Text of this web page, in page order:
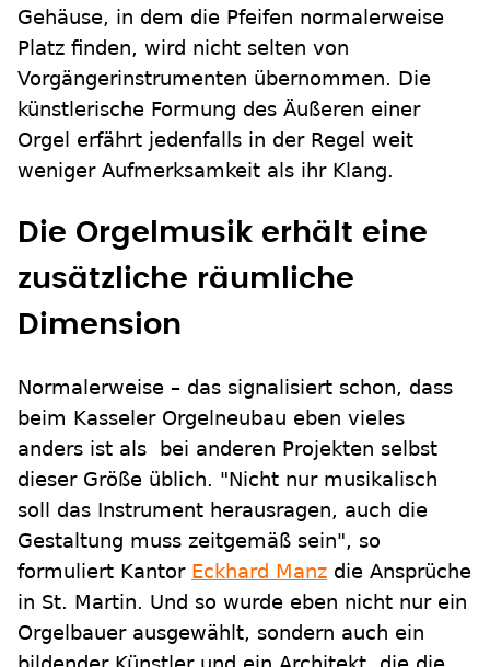
Gehäuse, in dem die Pfeifen normalerweise
Platz finden, wird nicht selten von
Vorgängerinstrumenten übernommen. Die
künstlerische Formung des Äußeren einer
Orgel erfährt jedenfalls in der Regel weit
weniger Aufmerksamkeit als ihr Klang.
Die Orgelmusik erhält eine
zusätzliche räumliche
Dimension
Normalerweise – das signalisiert schon, dass
beim Kasseler Orgelneubau eben vieles
anders ist als bei anderen Projekten selbst
dieser Größe üblich. "Nicht nur musikalisch
soll das Instrument herausragen, auch die
Gestaltung muss zeitgemäß sein", so
formuliert Kantor Eckhard Manz die Ansprüche
in St. Martin. Und so wurde eben nicht nur ein
Orgelbauer ausgewählt, sondern auch ein